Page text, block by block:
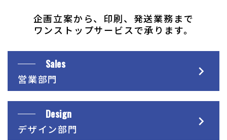
企画立案から、印刷、発送業務まで
ワンストップサービスで承ります。
Sales
営業部門
Design
デザイン部門